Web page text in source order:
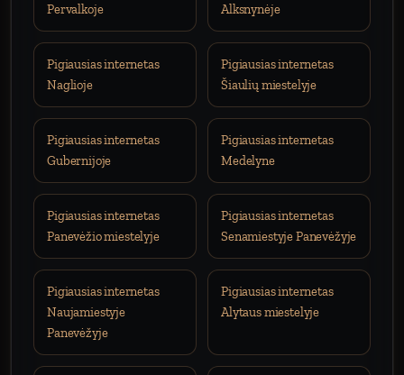
Pervalkoje
Alksnynėje
Pigiausias internetas
Naglioje
Pigiausias internetas
Šiaulių miestelyje
Pigiausias internetas
Gubernijoje
Pigiausias internetas
Medelyne
Pigiausias internetas
Panevėžio miestelyje
Pigiausias internetas
Senamiestyje Panevėžyje
Pigiausias internetas
Naujamiestyje
Panevėžyje
Pigiausias internetas
Alytaus miestelyje